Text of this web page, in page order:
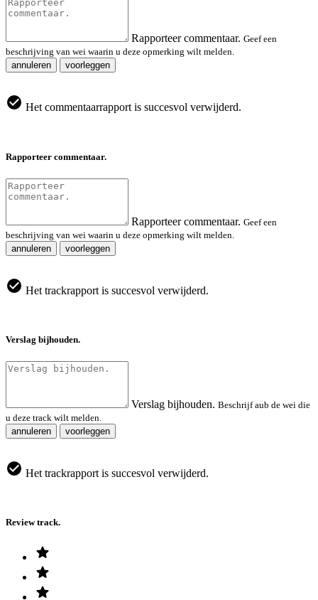
Rapporteer commentaar. Geef een
beschrijving van wei waarin u deze opmerking wilt melden.
annuleren
voorleggen
Het commentaarrapport is succesvol verwijderd.
Rapporteer commentaar.
Rapporteer commentaar. Geef een
beschrijving van wei waarin u deze opmerking wilt melden.
annuleren
voorleggen
Het trackrapport is succesvol verwijderd.
Verslag bijhouden.
Verslag bijhouden. Beschrijf aub de wei die
u deze track wilt melden.
annuleren
voorleggen
Het trackrapport is succesvol verwijderd.
Review track.